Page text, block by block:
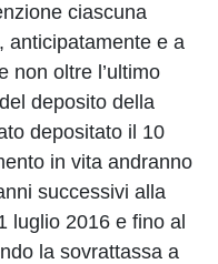
ciascuna
anticipatamente e a
non oltre l’ultimo
deposito della
depositato il 10
in vita andranno
successivi alla
luglio 2016 e fino al
la sovrattassa a